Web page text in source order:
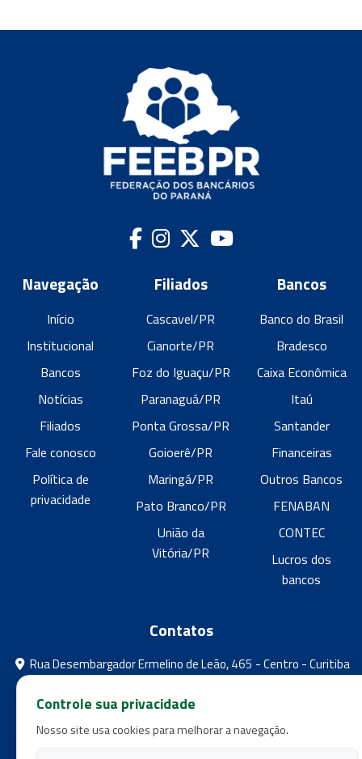
Navegação
Início
Institucional
Bancos
Notícias
Filiados
Fale conosco
Política de
privacidade
Filiados
Cascavel/PR
Cianorte/PR
Foz do Iguaçu/PR
Paranaguá/PR
Ponta Grossa/PR
Goioerê/PR
Maringá/PR
Pato Branco/PR
União da
Vitória/PR
Bancos
Banco do Brasil
Bradesco
Caixa Econômica
Itaú
Santander
Financeiras
Outros Bancos
FENABAN
CONTEC
Lucros dos
bancos
Contatos
Rua Desembargador Ermelino de Leão, 465 - Centro - Curitiba
- Paraná
feebpr@gmail.com
(41) 3224-5573
Controle sua privacidade
Nosso site usa cookies para melhorar a navegação.